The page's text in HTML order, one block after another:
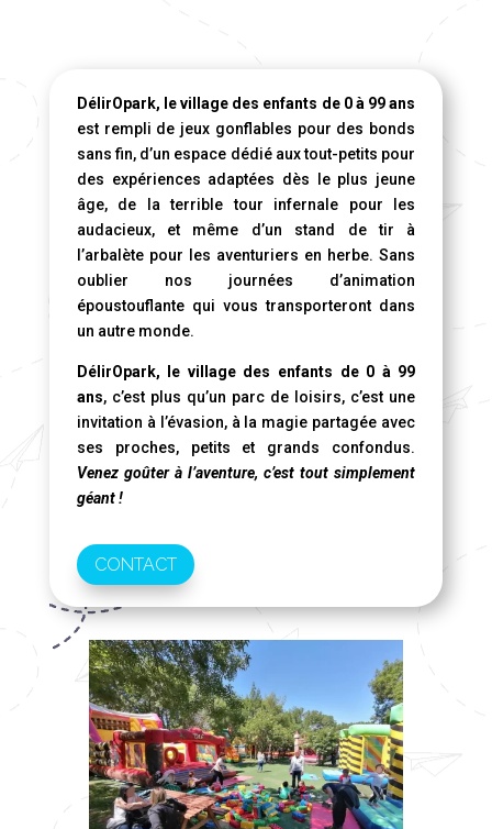
DélirOpark, le village des enfants de 0 à 99 ans
est rempli de jeux gonflables pour des bonds
sans fin, d’un espace dédié aux tout-petits pour
des expériences adaptées dès le plus jeune
âge, de la terrible tour infernale pour les
audacieux, et même d’un stand de tir à
l’arbalète pour les aventuriers en herbe. Sans
oublier nos journées d’animation
époustouflante qui vous transporteront dans
un autre monde.
DélirOpark, le village des enfants de 0 à 99
ans, c’est plus qu’un parc de loisirs, c’est une
invitation à l’évasion, à la magie partagée avec
ses proches, petits et grands confondus.
Venez goûter à l’aventure, c’est tout simplement
géant !
CONTACT